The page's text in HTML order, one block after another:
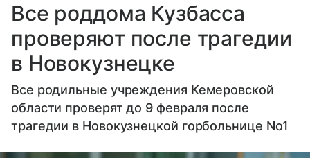
Все роддома Кузбасса
проверяют после трагедии
в Новокузнецке
Все родильные учреждения Кемеровской
области проверят до 9 февраля после
трагедии в Новокузнецкой горбольнице No1